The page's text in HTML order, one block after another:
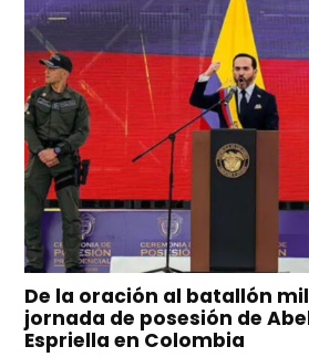
De la oración al batallón
jornada de posesión de
Espriella en Colombia